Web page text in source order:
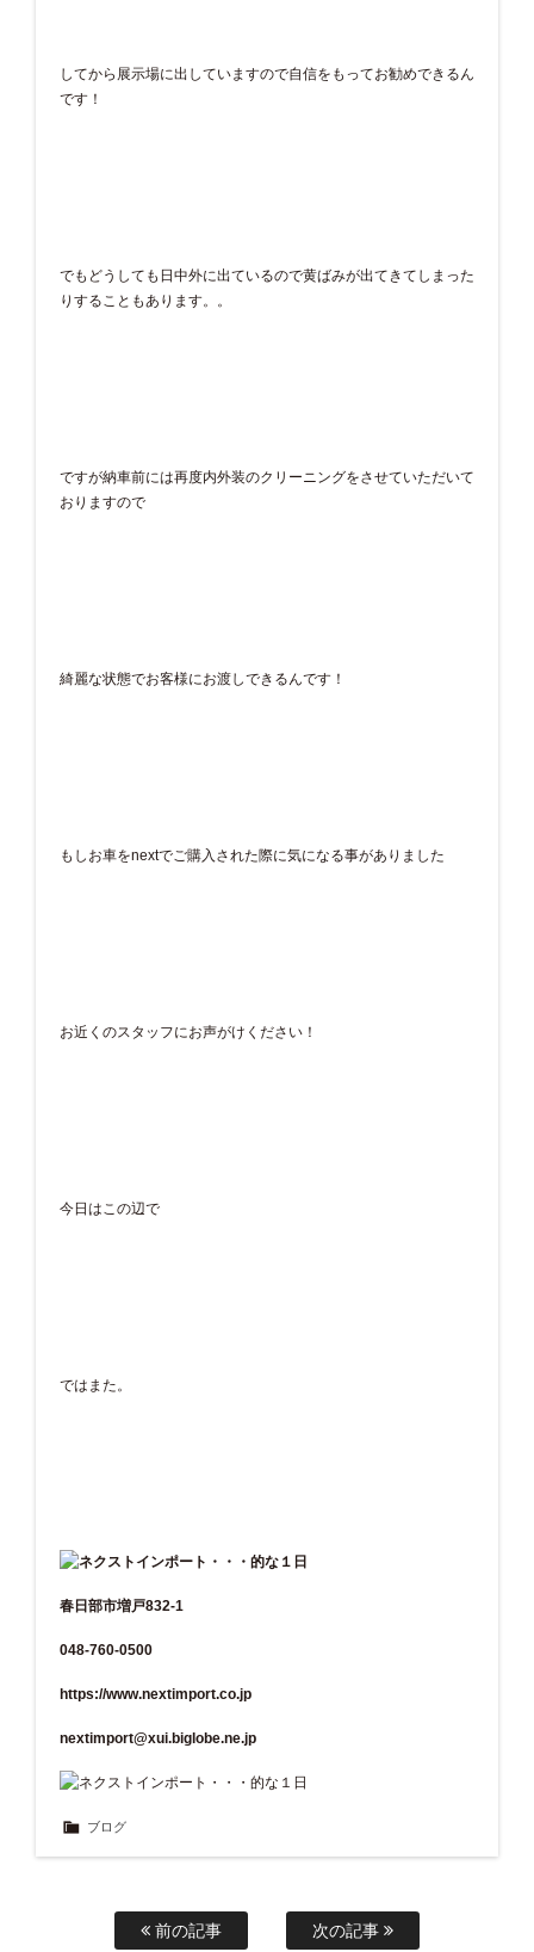
してから展示場に出していますので自信をもってお勧めできるん
です！
でもどうしても日中外に出ているので黄ばみが出てきてしまった
りすることもあります。。
ですが納車前には再度内外装のクリーニングをさせていただいて
おりますので
綺麗な状態でお客様にお渡しできるんです！
もしお車をnextでご購入された際に気になる事がありました
お近くのスタッフにお声がけください！
今日はこの辺で
ではまた。
春日部市増戸832-1
048-760-0500
https://www.nextimport.co.jp
nextimport@xui.biglobe.ne.jp
ブログ
前の記事 次の記事